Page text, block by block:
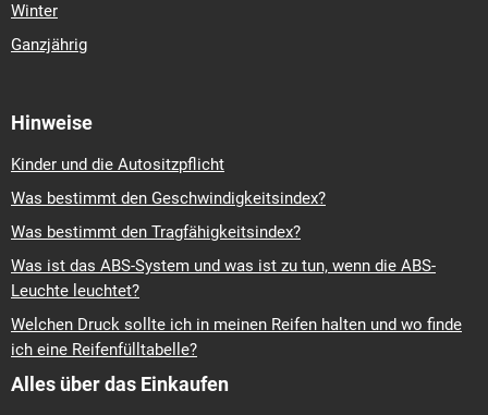
Winter
Ganzjährig
Hinweise
Kinder und die Autositzpflicht
Was bestimmt den Geschwindigkeitsindex?
Was bestimmt den Tragfähigkeitsindex?
Was ist das ABS-System und was ist zu tun, wenn die ABS-
Leuchte leuchtet?
Welchen Druck sollte ich in meinen Reifen halten und wo finde
ich eine Reifenfülltabelle?
Alles über das Einkaufen